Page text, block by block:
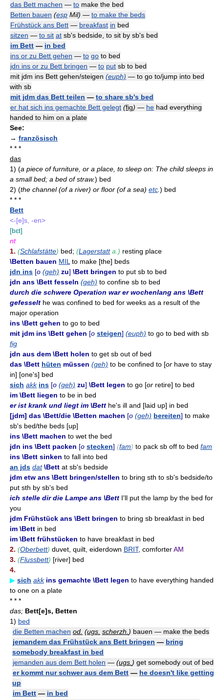
das Bett machen — to make the bed
Betten bauen (esp Mil) — to make the beds
Frühstück ans Bett — breakfast in bed
sitzen — to sit at sb's bedside, to sit by sb's bed
im Bett — in bed
ins or zu Bett gehen — to go to bed
jdn ins or zu Bett bringen — to put sb to bed
mit jdm ins Bett gehen/steigen (euph) — to go to/jump into bed
with sb
mit jdm das Bett teilen — to share sb's bed
er hat sich ins gemachte Bett gelegt (fig) — he had everything
handed to him on a plate
See:
→ französisch
* * *
das
1) (a piece of furniture, or a place, to sleep on: The child sleeps in
a small bed; a bed of straw.) bed
2) (the channel (of a river) or floor (of a sea) etc ) bed
* * *
Bett
<-[e]s, -en>
[bɛt]
nt
1. (Schlafstätte) bed; (Lagerstatta.) resting place
\Betten bauen MIL to make [the] beds
jdn ins [o (geh) zu] \Bett bringen to put sb to bed
jdn ans \Bett fesseln (geh) to confine sb to bed
durch die schwere Operation war er wochenlang ans \Bett
gefesselt he was confined to bed for weeks as a result of the
major operation
ins \Bett gehen to go to bed
mit jdm ins \Bett gehen [o steigen] (euph) to go to bed with sb
fig
jdn aus dem \Bett holen to get sb out of bed
das \Bett hüten müssen (geh) to be confined to [or have to stay
in] [one's] bed
sich akk ins [o (geh) zu] \Bett legen to go [or retire] to bed
im \Bett liegen to be in bed
er ist krank und liegt im \Bett he's ill and [laid up] in bed
[jdm] das \Bett/die \Betten machen [o (geh) bereiten] to make
sb's bed/the beds [up]
ins \Bett machen to wet the bed
jdn ins \Bett packen [o stecken] (fam) to pack sb off to bed fam
ins \Bett sinken to fall into bed
an jds dat \Bett at sb's bedside
jdm etw ans \Bett bringen/stellen to bring sth to sb's bedside/to
put sth by sb's bed
ich stelle dir die Lampe ans \Bett I'll put the lamp by the bed for
you
jdm Frühstück ans \Bett bringen to bring sb breakfast in bed
im \Bett in bed
im \Bett frühstücken to have breakfast in bed
2. (Oberbett) duvet, quilt, eiderdown BRIT, comforterAM
3. (Flussbett) [river] bed
4.
▶ sich akk ins gemachte \Bett legen to have everything handed
to one on a plate
* * *
das; Bett[e]s, Betten
1) bed
die Betten machen od. (ugs. scherzh. ) bauen — make the beds
jemandem das Frühstück ans Bett bringen — bring
somebody breakfast in bed
jemanden aus dem Bett holen — (ugs. ) get somebody out of bed
er kommt nur schwer aus dem Bett — he doesn't like getting
up
im Bett — in bed